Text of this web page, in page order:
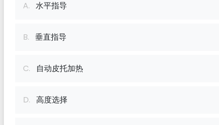
A. 水平指导
B. 垂直指导
C. 自动皮托加热
D. 高度选择